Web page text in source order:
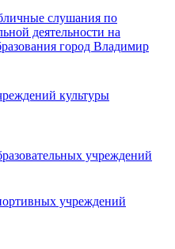
слушания по
деятельности на
город Владимир
культуры
учреждений
учреждений